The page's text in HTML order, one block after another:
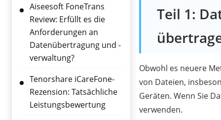
Aiseesoft FoneTrans
Review: Erfüllt es die
Anforderungen an
Datenübertragung und -
verwaltung?
Tenorshare iCareFone-
Rezension: Tatsächliche
Leistungsbewertung
Teil 1:
Obwohl es neuere
von Dateien,
Geräten. Wenn Sie
verwenden.